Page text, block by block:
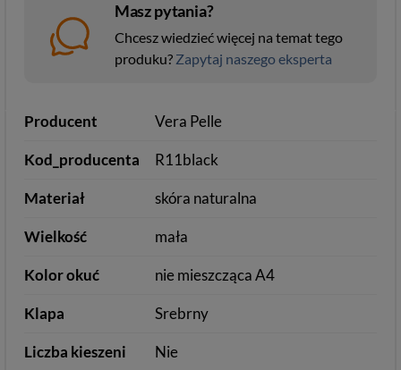
Masz pytania?
Chcesz wiedzieć więcej na temat tego
produku? Zapytaj naszego eksperta
Producent Vera Pelle
Kod_producenta R11black
Materiał skóra naturalna
Wielkość mała
Kolor okuć nie mieszcząca A4
Klapa Srebrny
Liczba kieszeni Nie